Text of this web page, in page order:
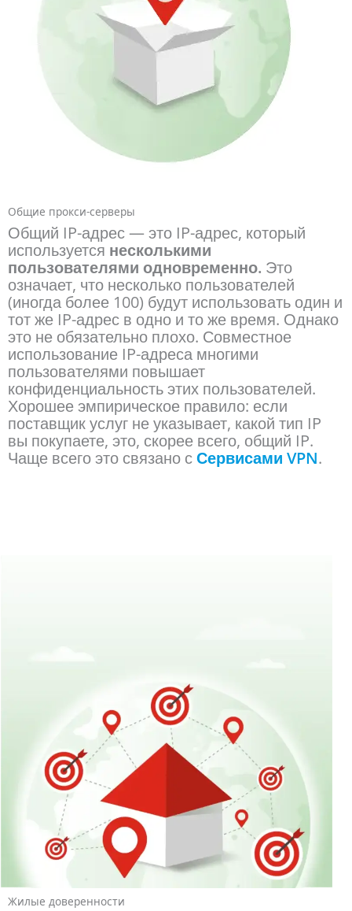
Общие прокси-серверы
Общий IP-адрес — это IP-адрес, который
используется несколькими
пользователями одновременно. Это
означает, что несколько пользователей
(иногда более 100) будут использовать один и
тот же IP-адрес в одно и то же время. Однако
это не обязательно плохо. Совместное
использование IP-адреса многими
пользователями повышает
конфиденциальность этих пользователей.
Хорошее эмпирическое правило: если
поставщик услуг не указывает, какой тип IP
вы покупаете, это, скорее всего, общий IP.
Чаще всего это связано сСервисами VPN.
Жилые доверенности